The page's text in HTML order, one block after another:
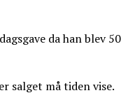
da han blev 50
salget må tiden vise.